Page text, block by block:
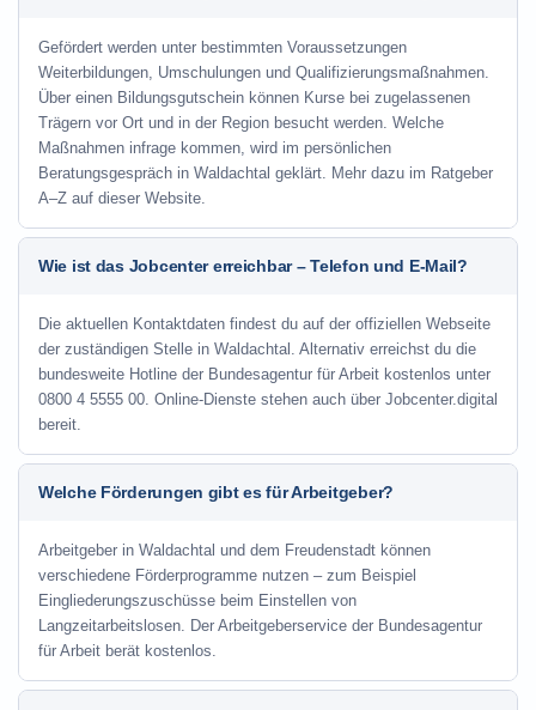
Gefördert werden unter bestimmten Voraussetzungen
Weiterbildungen, Umschulungen und Qualifizierungsmaßnahmen.
Über einen Bildungsgutschein können Kurse bei zugelassenen
Trägern vor Ort und in der Region besucht werden. Welche
Maßnahmen infrage kommen, wird im persönlichen
Beratungsgespräch in Waldachtal geklärt. Mehr dazu im Ratgeber
A–Z auf dieser Website.
Wie ist das Jobcenter erreichbar – Telefon und E-Mail?
Die aktuellen Kontaktdaten findest du auf der offiziellen Webseite
der zuständigen Stelle in Waldachtal. Alternativ erreichst du die
bundesweite Hotline der Bundesagentur für Arbeit kostenlos unter
0800 4 5555 00. Online-Dienste stehen auch über Jobcenter.digital
bereit.
Welche Förderungen gibt es für Arbeitgeber?
Arbeitgeber in Waldachtal und dem Freudenstadt können
verschiedene Förderprogramme nutzen – zum Beispiel
Eingliederungszuschüsse beim Einstellen von
Langzeitarbeitslosen. Der Arbeitgeberservice der Bundesagentur
für Arbeit berät kostenlos.